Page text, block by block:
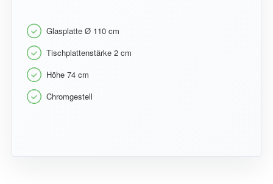
Glasplatte Ø 110 cm
Tischplattenstärke 2 cm
Höhe 74 cm
Chromgestell